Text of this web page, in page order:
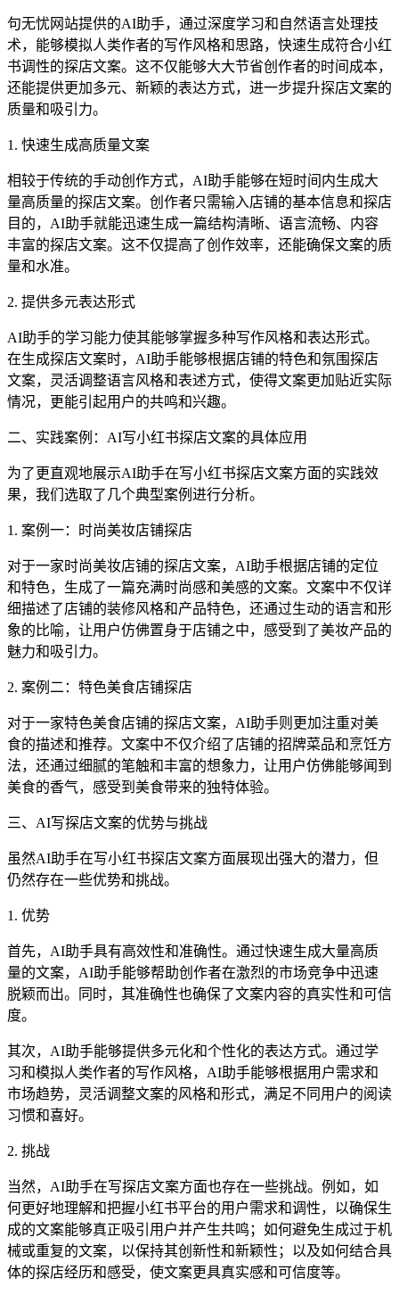
句无忧网站提供的AI助手，通过深度学习和自然语言处理技
术，能够模拟人类作者的写作风格和思路，快速生成符合小红
书调性的探店文案。这不仅能够大大节省创作者的时间成本，
还能提供更加多元、新颖的表达方式，进一步提升探店文案的
质量和吸引力。
1. 快速生成高质量文案
相较于传统的手动创作方式，AI助手能够在短时间内生成大
量高质量的探店文案。创作者只需输入店铺的基本信息和探店
目的，AI助手就能迅速生成一篇结构清晰、语言流畅、内容
丰富的探店文案。这不仅提高了创作效率，还能确保文案的质
量和水准。
2. 提供多元表达形式
AI助手的学习能力使其能够掌握多种写作风格和表达形式。
在生成探店文案时，AI助手能够根据店铺的特色和氛围探店
文案，灵活调整语言风格和表述方式，使得文案更加贴近实际
情况，更能引起用户的共鸣和兴趣。
二、实践案例：AI写小红书探店文案的具体应用
为了更直观地展示AI助手在写小红书探店文案方面的实践效
果，我们选取了几个典型案例进行分析。
1. 案例一：时尚美妆店铺探店
对于一家时尚美妆店铺的探店文案，AI助手根据店铺的定位
和特色，生成了一篇充满时尚感和美感的文案。文案中不仅详
细描述了店铺的装修风格和产品特色，还通过生动的语言和形
象的比喻，让用户仿佛置身于店铺之中，感受到了美妆产品的
魅力和吸引力。
2. 案例二：特色美食店铺探店
对于一家特色美食店铺的探店文案，AI助手则更加注重对美
食的描述和推荐。文案中不仅介绍了店铺的招牌菜品和烹饪方
法，还通过细腻的笔触和丰富的想象力，让用户仿佛能够闻到
美食的香气，感受到美食带来的独特体验。
三、AI写探店文案的优势与挑战
虽然AI助手在写小红书探店文案方面展现出强大的潜力，但
仍然存在一些优势和挑战。
1. 优势
首先，AI助手具有高效性和准确性。通过快速生成大量高质
量的文案，AI助手能够帮助创作者在激烈的市场竞争中迅速
脱颖而出。同时，其准确性也确保了文案内容的真实性和可信
度。
其次，AI助手能够提供多元化和个性化的表达方式。通过学
习和模拟人类作者的写作风格，AI助手能够根据用户需求和
市场趋势，灵活调整文案的风格和形式，满足不同用户的阅读
习惯和喜好。
2. 挑战
当然，AI助手在写探店文案方面也存在一些挑战。例如，如
何更好地理解和把握小红书平台的用户需求和调性，以确保生
成的文案能够真正吸引用户并产生共鸣；如何避免生成过于机
械或重复的文案，以保持其创新性和新颖性；以及如何结合具
体的探店经历和感受，使文案更具真实感和可信度等。